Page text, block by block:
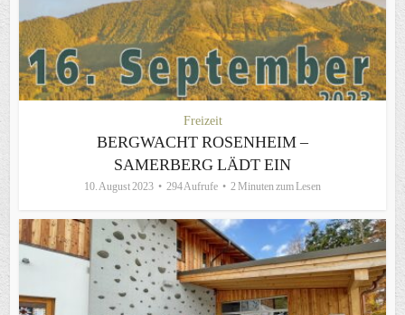
Freizeit
BERGWACHT ROSENHEIM –
SAMERBERG LÄDT EIN
10. August 2023 294 Aufrufe 2 Minuten zum Lesen